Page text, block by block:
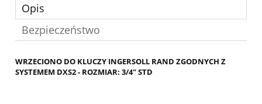
Opis
Bezpieczeństwo
WRZECIONO DO KLUCZY INGERSOLL RAND ZGODNYCH Z
SYSTEMEM DXS2 - ROZMIAR: 3/4" STD